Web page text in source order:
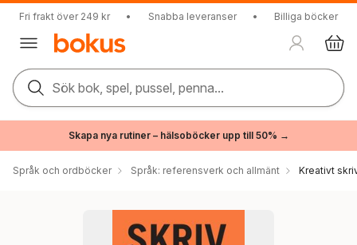
Fri frakt över 249 kr • Snabba leveranser • Billiga böcker
Sök bok, spel, pussel, penna...
Skapa nya rutiner – hälsoböcker upp till 50% →
Språk och ordböcker Språk: referensverk och allmänt Kreativt